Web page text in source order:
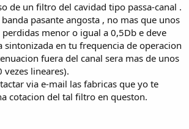
de un filtro del cavidad tipo passa-canal .
pasante angosta , no mas que unos
menor o igual a 0,5Db e deve
sintonizada en tu frequencia de operacion
fuera del canal sera mas de unos
lineares).
via e-mail las fabricas que yo te
cotacion del tal filtro en queston.